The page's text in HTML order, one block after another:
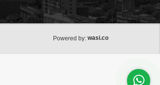
Powered by: wasi.co